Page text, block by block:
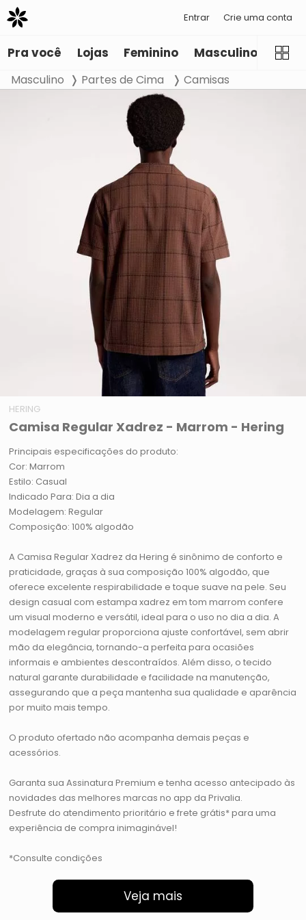
Entrar Crie uma conta
Pra você Lojas Feminino Masculino
Masculino Partes de Cima Camisas
HERING
Camisa Regular Xadrez - Marrom - Hering
Principais especificações do produto:
Cor: Marrom
Estilo: Casual
Indicado Para: Dia a dia
Modelagem: Regular
Composição: 100% algodão
A Camisa Regular Xadrez da Hering é sinônimo de conforto e
praticidade, graças à sua composição 100% algodão, que
oferece excelente respirabilidade e toque suave na pele. Seu
design casual com estampa xadrez em tom marrom confere
um visual moderno e versátil, ideal para o uso no dia a dia. A
modelagem regular proporciona ajuste confortável, sem abrir
mão da elegância, tornando-a perfeita para ocasiões
informais e ambientes descontraídos. Além disso, o tecido
natural garante durabilidade e facilidade na manutenção,
assegurando que a peça mantenha sua qualidade e aparência
por muito mais tempo.
O produto ofertado não acompanha demais peças e
acessórios.
Garanta sua Assinatura Premium e tenha acesso antecipado às
novidades das melhores marcas no app da Privalia.
Desfrute do atendimento prioritário e frete grátis* para uma
experiência de compra inimaginável!
*Consulte condições
Veja mais